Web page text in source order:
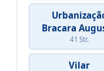
Bracara
41 Str.
Vilar